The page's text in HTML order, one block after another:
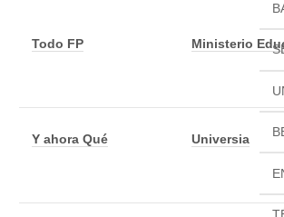
Todo FP Ministerio
Y ahora Qué Universia